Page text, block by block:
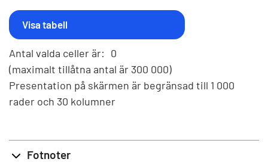
Antal valda celler är: 0
(maximalt tillåtna antal är 300 000)
Presentation på skärmen är begränsad till 1 000
rader och 30 kolumner
Fotnoter